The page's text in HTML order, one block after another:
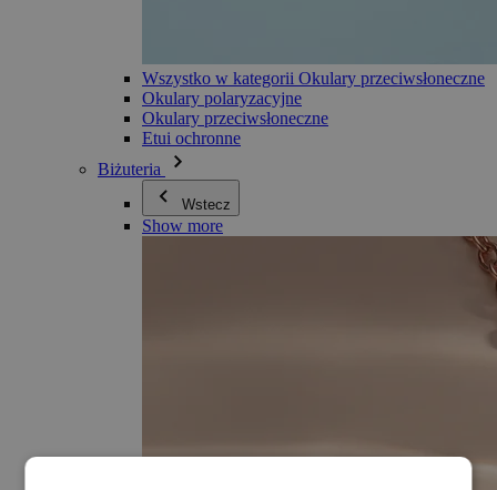
Wszystko w kategorii Okulary przeciwsłoneczne
Okulary polaryzacyjne
Okulary przeciwsłoneczne
Etui ochronne
Biżuteria
Wstecz
Show more